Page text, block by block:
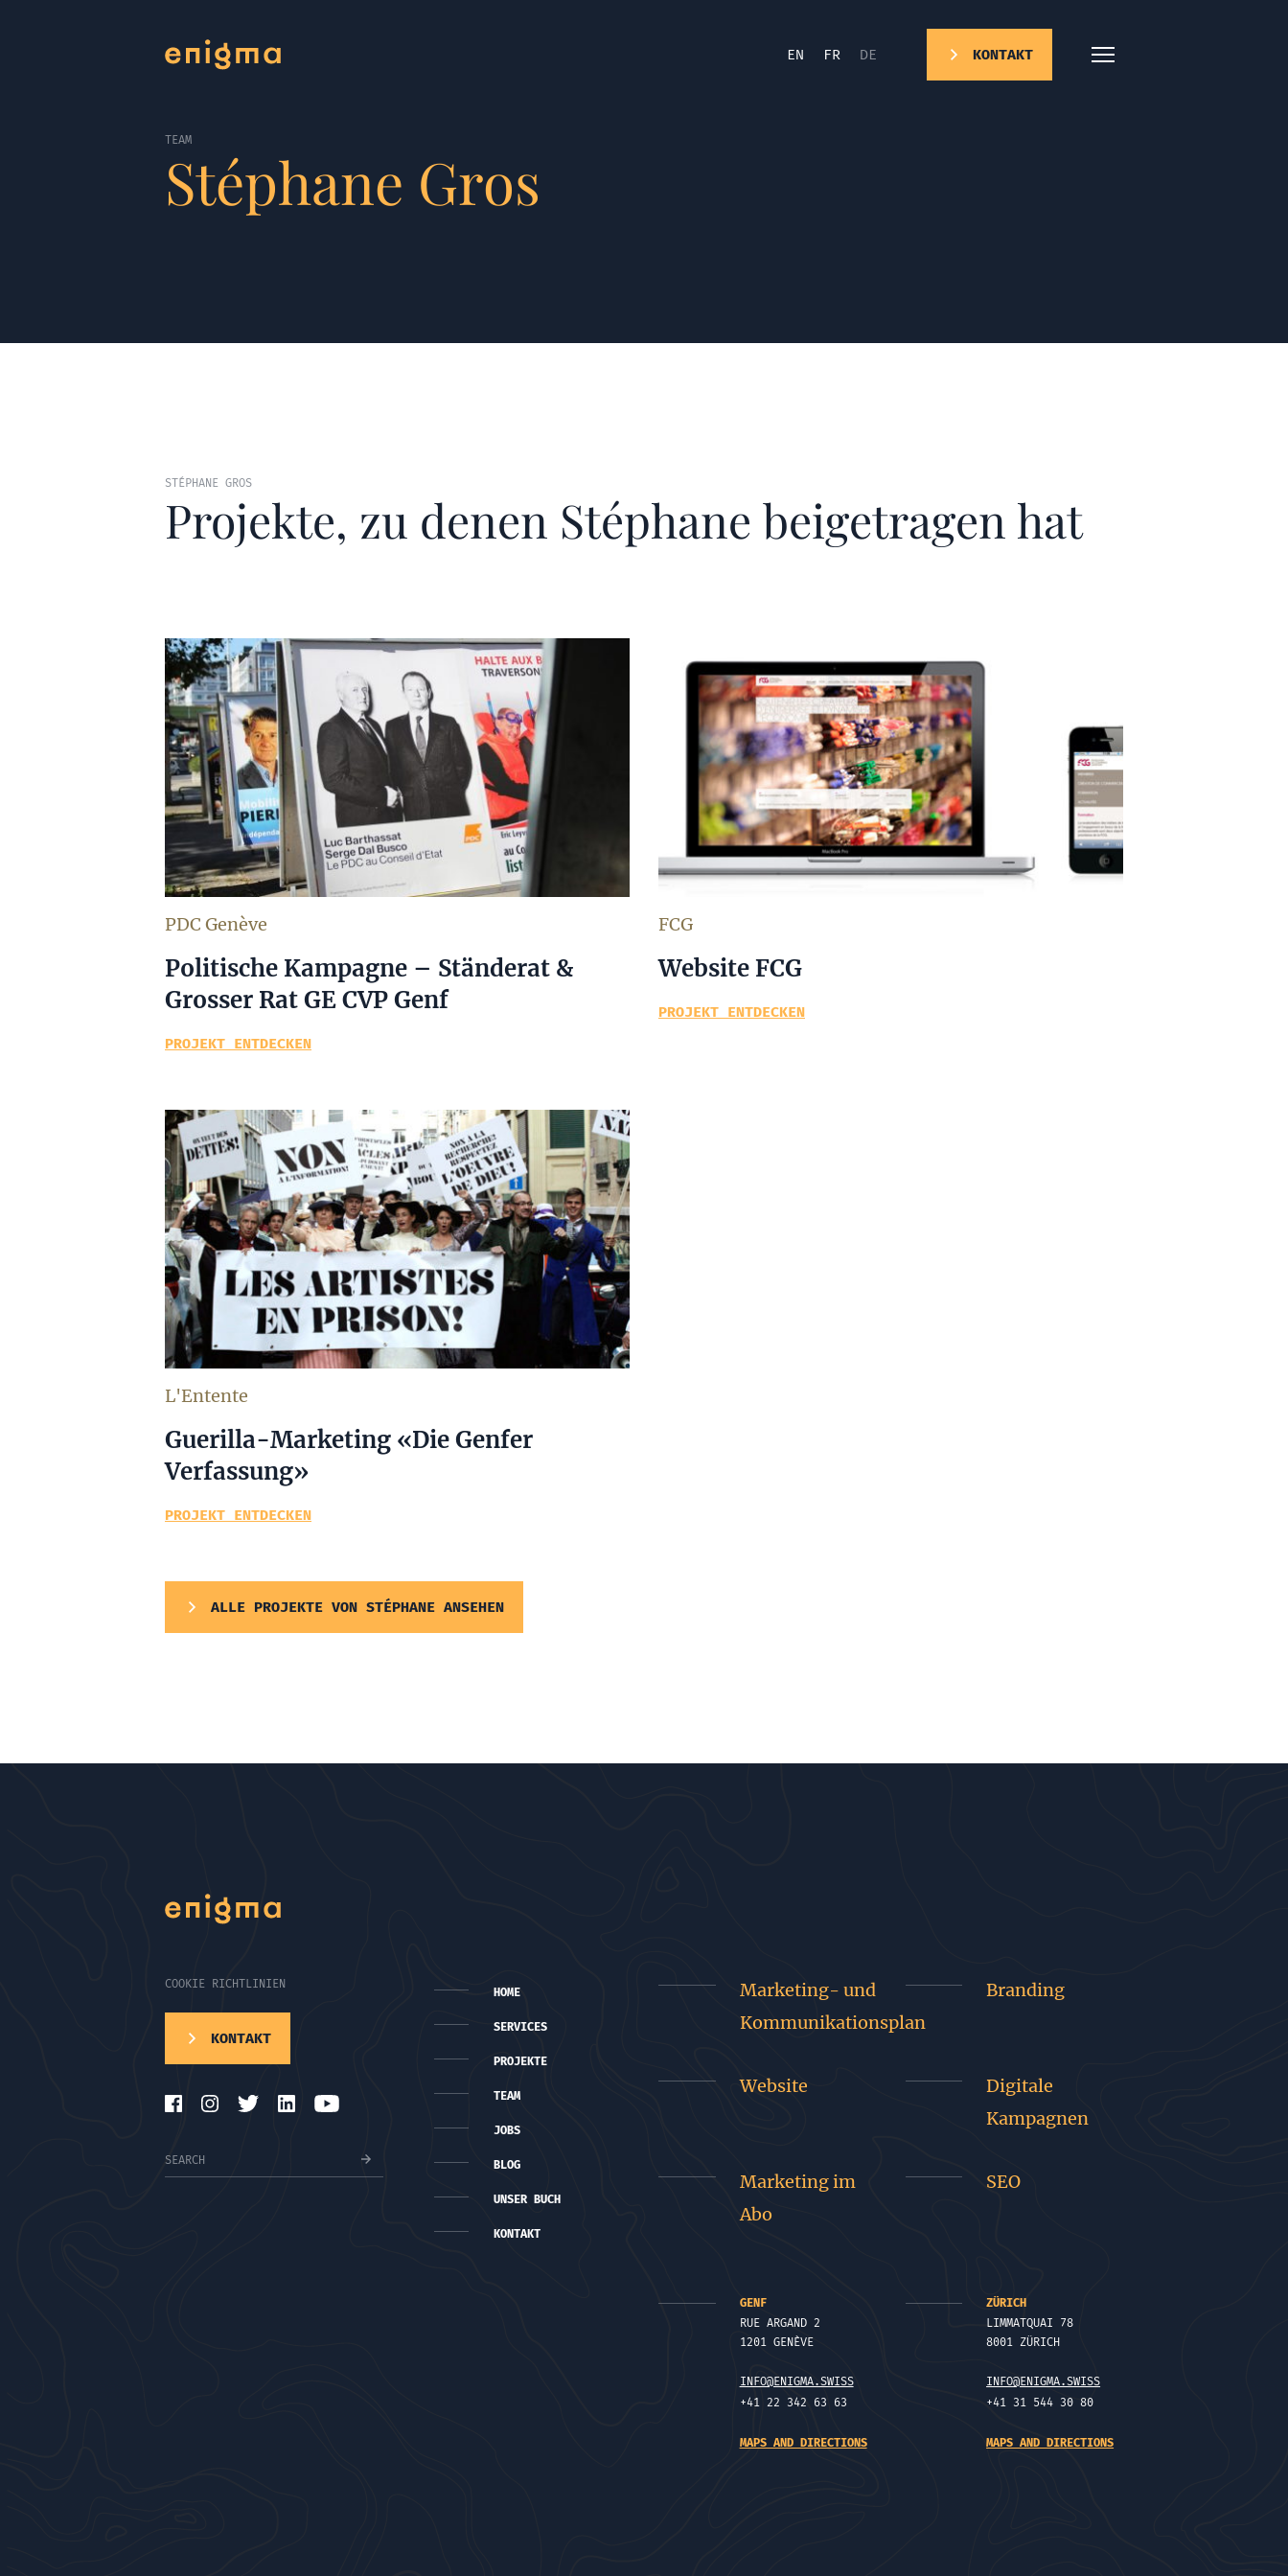
EN FR DE KONTAKT
TEAM
Stéphane Gros
STÉPHANE GROS
Projekte, zu denen Stéphane beigetragen hat
PDC Genève
Politische Kampagne – Ständerat &
Grosser Rat GE CVP Genf
PROJEKT ENTDECKEN
FCG
Website FCG
PROJEKT ENTDECKEN
L'Entente
Guerilla-Marketing «Die Genfer
Verfassung»
PROJEKT ENTDECKEN
ALLE PROJEKTE VON STÉPHANE ANSEHEN
COOKIE RICHTLINIEN
KONTAKT
HOME
SERVICES
PROJEKTE
TEAM
JOBS
BLOG
UNSER BUCH
KONTAKT
Marketing- und
Kommunikationsplan
Branding
Website
Digitale
Kampagnen
Marketing im
Abo
SEO
GENF
RUE ARGAND 2
1201 GENÈVE
INFO@ENIGMA.SWISS
+41 22 342 63 63
MAPS AND DIRECTIONS
ZÜRICH
LIMMATQUAI 78
8001 ZÜRICH
INFO@ENIGMA.SWISS
+41 31 544 30 80
MAPS AND DIRECTIONS